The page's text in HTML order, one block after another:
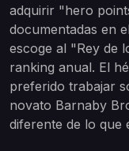
adquirir "hero
documentadas en
escoge al "Rey de
ranking anual. El
preferido trabajar
novato Barnaby
diferente de lo que